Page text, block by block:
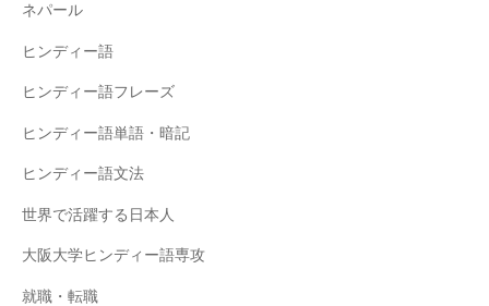
ネパール
ヒンディー語
ヒンディー語フレーズ
ヒンディー語単語・暗記
ヒンディー語文法
世界で活躍する日本人
大阪大学ヒンディー語専攻
就職・転職